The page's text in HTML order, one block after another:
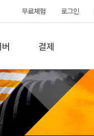
무료체험 로그인
결제